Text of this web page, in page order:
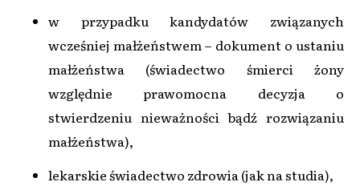
w przypadku kandydatów związanych
wcześniej małżeństwem – dokument o ustaniu
małżeństwa (świadectwo śmierci żony
względnie prawomocna decyzja o
stwierdzeniu nieważności bądź rozwiązaniu
małżeństwa),
lekarskie świadectwo zdrowia (jak na studia),